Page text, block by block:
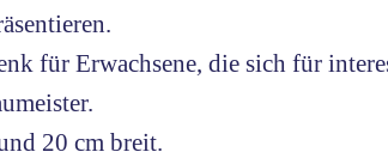
für Erwachsene, die sich für
20 cm breit.